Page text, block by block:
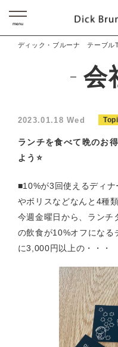
menu
ディック・ブルーナ テーブル
会
2023.01.18 Wed
ランチを食べて晩のお
よう⭐️
■10%が3回使えるディ
やボリスなどなんと4種
今週金曜日から、ランチ
の飲食が10%オフになる
に3,000円以上の・・・